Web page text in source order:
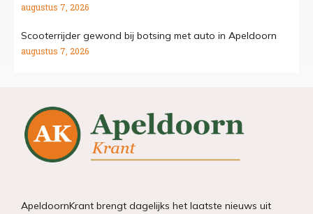
augustus 7, 2026
Scooterrijder gewond bij botsing met auto in Apeldoorn
augustus 7, 2026
ApeldoornKrant brengt dagelijks het laatste nieuws uit